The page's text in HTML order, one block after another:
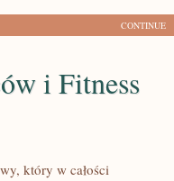
CONTINUE
i Fitness
który w całości